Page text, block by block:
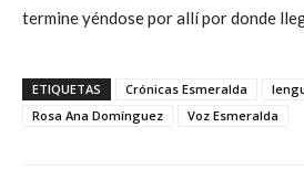
termine yéndose por allí por donde
ETIQUETAS Crónicas Esmeralda
Rosa Ana Domínguez
Voz Esmeralda